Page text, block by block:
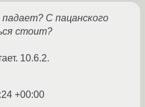
падает? С пацанского
стоит?
10.6.2.
+00:00